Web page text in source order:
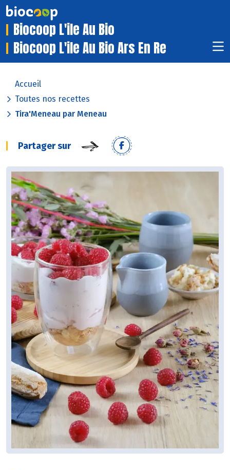
Biocoop L'ile Au Bio
Biocoop L'ile Au Bio Ars En Re
Accueil
Toutes nos recettes
Tira'Meneau par Meneau
Partager sur